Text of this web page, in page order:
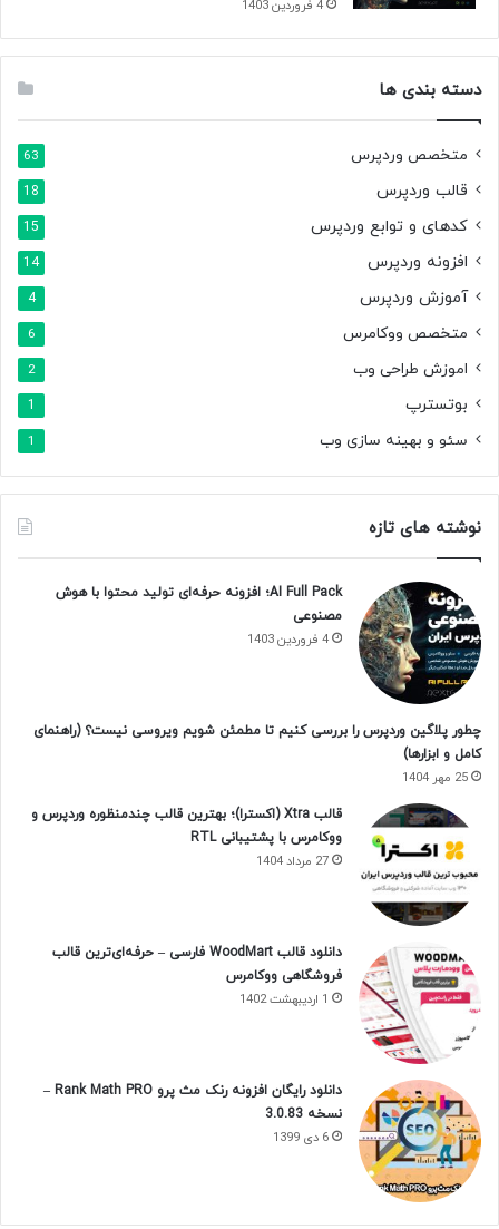
4 فروردین 1403
دسته بندی ها
متخصص وردپرس 63
قالب وردپرس 18
کدهای و توابع وردپرس 15
افزونه وردپرس 14
آموزش وردپرس 4
متخصص ووکامرس 6
اموزش طراحی وب 2
بوتسترپ 1
سئو و بهینه سازی وب 1
نوشته های تازه
AI Full Pack؛ افزونه حرفه‌ای تولید محتوا با هوش
مصنوعی
4 فروردین 1403
چطور پلاگین وردپرس را بررسی کنیم تا مطمئن شویم ویروسی نیست؟ (راهنمای
کامل و ابزارها)
25 مهر 1404
قالب Xtra (اکسترا)؛ بهترین قالب چندمنظوره وردپرس و
ووکامرس با پشتیبانی RTL
27 مرداد 1404
دانلود قالب WoodMart فارسی – حرفه‌ای‌ترین قالب
فروشگاهی ووکامرس
1 اردیبهشت 1402
دانلود رایگان افزونه رنک مث پرو Rank Math PRO –
نسخه 3.0.83
6 دی 1399